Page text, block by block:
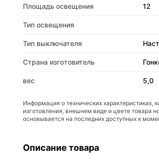
Площадь освещения 12
Тип освещения
Тип выключателя
Страна изготовитель
вес 5,0
Информация о технических характеристиках,
изготовления, внешнем виде и цвете товара
основывается на последних доступных к
Описание товара